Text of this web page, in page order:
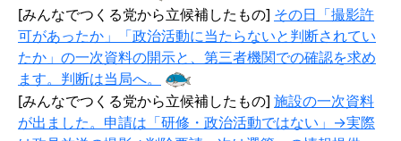
[みんなでつくる党から立候補したもの] その日「撮影許
可があったか」「政治活動に当たらないと判断されてい
たか」の一次資料の開示と、第三者機関での確認を求め
ます。判断は当局へ。
[みんなでつくる党から立候補したもの] 施設の一次資料
が出ました。申請は「研修・政治活動ではない」→実際